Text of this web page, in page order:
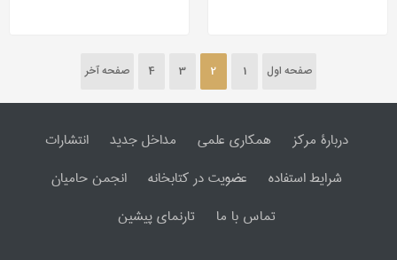
صفحه اول 1
2
3
4 صفحه آخر
دربارۀ مرکز همکاری علمی مداخل جدید
انتشارات
شرایط استفاده
عضویت در کتابخانه
انجمن حامیان
تماس با ما
تارنمای پیشین